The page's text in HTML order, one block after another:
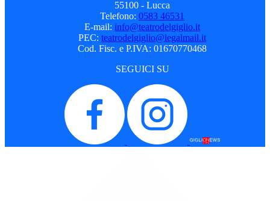
55100 - Lucca
Telefono: 0583 46531
E-mail: info@teatrodelgiglio.it
PEC: teatrodelgiglio@legalmail.it
Cod. Fisc. e P.IVA: 01670770468
SEGUICI SU